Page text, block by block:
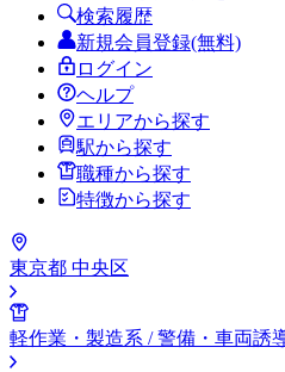
検索履歴
新規会員登録(無料)
ログイン
ヘルプ
エリアから探す
駅から探す
職種から探す
特徴から探す
東京都 中央区
軽作業・製造系 / 警備・車両誘